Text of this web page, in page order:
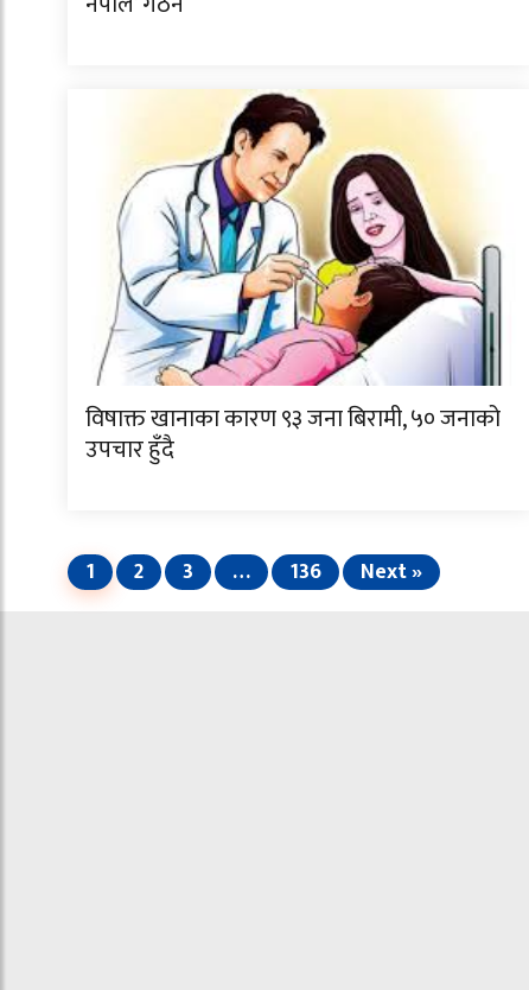
विषाक्त खानाका कारण ९३ जना बिरामी, ५० जनाको
उपचार हुँदै
1 2 3 … 136 Next »